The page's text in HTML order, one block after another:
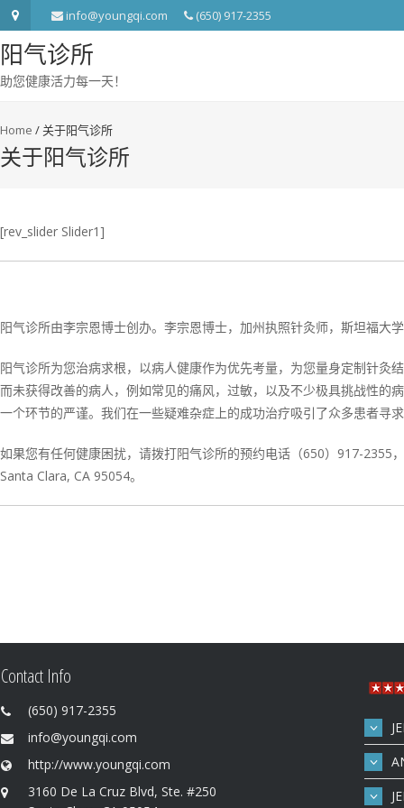
info@youngqi.com (650) 917-2355
阳气诊所
助您健康活力每一天！
Home / 关于阳气诊所
关于阳气诊所
[rev_slider Slider1]
阳气诊所由李宗恩博士创办。李宗恩博士，加州执照针灸师，斯坦福
阳气诊所为您治病求根，以病人健康作为优先考量，为您量身定制针
而未获得改善的病人，例如常见的痛风，过敏，以及不少极具挑战性的
一个环节的严谨。我们在一些疑难杂症上的成功治疗吸引了众多患者寻
如果您有任何健康困扰，请拨打阳气诊所的预约电话（650）917-
Santa Clara, CA 95054。
Contact Info
(650) 917-2355
info@youngqi.com
http://www.youngqi.com
3160 De La Cruz Blvd, Ste. #250